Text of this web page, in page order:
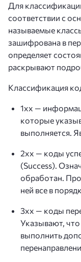
Для
соответствии с
называемые
зашифрована в
определяет
раскрывают
Классификация
1хх —
которые
выполняется.
2хх — коды
(Success).
обработан.
ней все в
3хх — коды
Указывают,
выполнить